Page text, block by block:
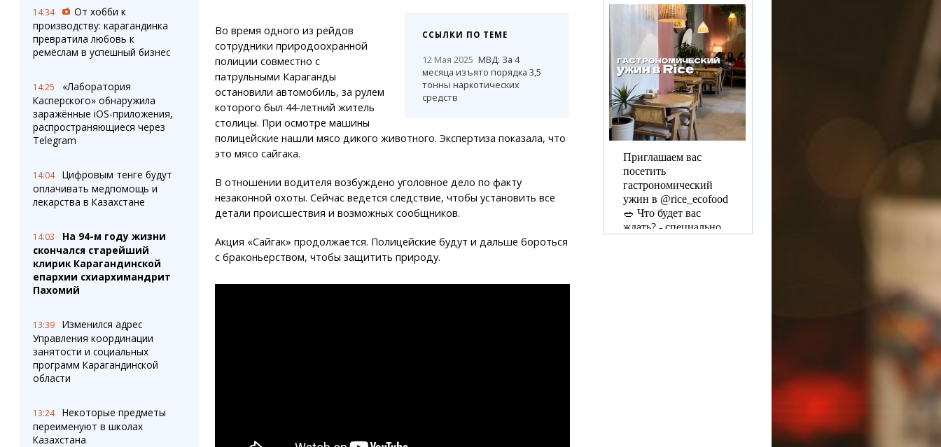
14:34
От хобби к
производству: карагандинка
превратила любовь к
ремёслам в успешный бизнес
14:25
«Лаборатория
Касперского» обнаружила
заражённые iOS-приложения,
распространяющиеся через
Telegram
14:04
Цифровым тенге будут
оплачивать медпомощь и
лекарства в Казахстане
14:03
На 94-м году жизни
скончался старейший
клирик Карагандинской
епархии схиархимандрит
Пахомий
13:39
Изменился адрес
Управления координации
занятости и социальных
программ Карагандинской
области
13:24
Некоторые предметы
переименуют в школах
Казахстана
ССЫЛКИ ПО ТЕМЕ
12 Мая 2025 МВД: За 4
месяца изъято порядка 3,5
тонны наркотических
средств
Во время одного из рейдов
сотрудники природоохранной
полиции совместно с
патрульными Караганды
остановили автомобиль, за рулем
которого был 44-летний житель
столицы. При осмотре машины
полицейские нашли мясо дикого животного. Экспертиза показала, что
это мясо сайгака.
В отношении водителя возбуждено уголовное дело по факту
незаконной охоты. Сейчас ведется следствие, чтобы установить все
детали происшествия и возможных сообщников.
Акция «Сайгак» продолжается. Полицейские будут и дальше бороться
с браконьерством, чтобы защитить природу.